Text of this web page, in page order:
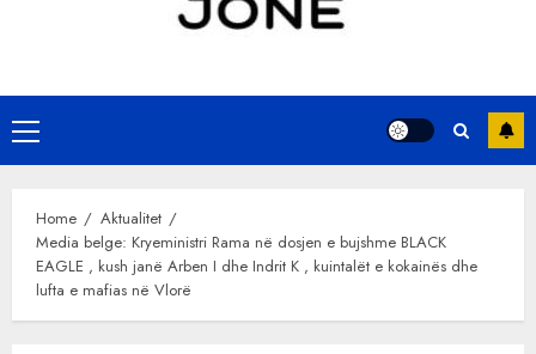
Primary
Menu
Home
Aktualitet
Media belge: Kryeministri Rama në dosjen e bujshme BLACK
EAGLE , kush janë Arben I dhe Indrit K , kuintalët e kokainës dhe
lufta e mafias në Vlorë